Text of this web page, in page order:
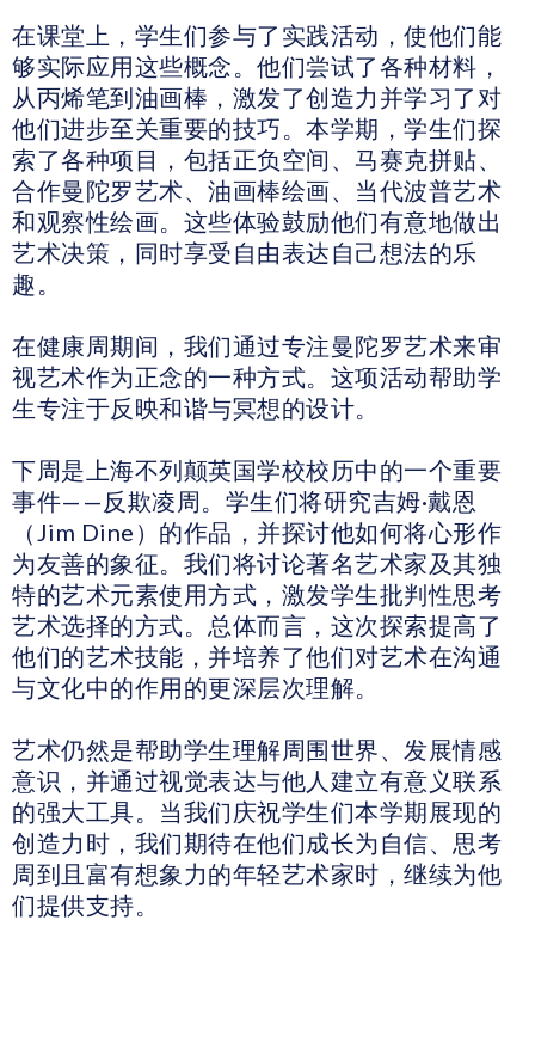
在课堂上，学生们参与了实践活动，使他们能
够实际应用这些概念。他们尝试了各种材料，
从丙烯笔到油画棒，激发了创造力并学习了对
他们进步至关重要的技巧。本学期，学生们探
索了各种项目，包括正负空间、马赛克拼贴、
合作曼陀罗艺术、油画棒绘画、当代波普艺术
和观察性绘画。这些体验鼓励他们有意地做出
艺术决策，同时享受自由表达自己想法的乐
趣。
在健康周期间，我们通过专注曼陀罗艺术来审
视艺术作为正念的一种方式。这项活动帮助学
生专注于反映和谐与冥想的设计。
下周是上海不列颠英国学校校历中的一个重要
事件——反欺凌周。学生们将研究吉姆·戴恩
（Jim Dine）的作品，并探讨他如何将心形作
为友善的象征。我们将讨论著名艺术家及其独
特的艺术元素使用方式，激发学生批判性思考
艺术选择的方式。总体而言，这次探索提高了
他们的艺术技能，并培养了他们对艺术在沟通
与文化中的作用的更深层次理解。
艺术仍然是帮助学生理解周围世界、发展情感
意识，并通过视觉表达与他人建立有意义联系
的强大工具。当我们庆祝学生们本学期展现的
创造力时，我们期待在他们成长为自信、思考
周到且富有想象力的年轻艺术家时，继续为他
们提供支持。